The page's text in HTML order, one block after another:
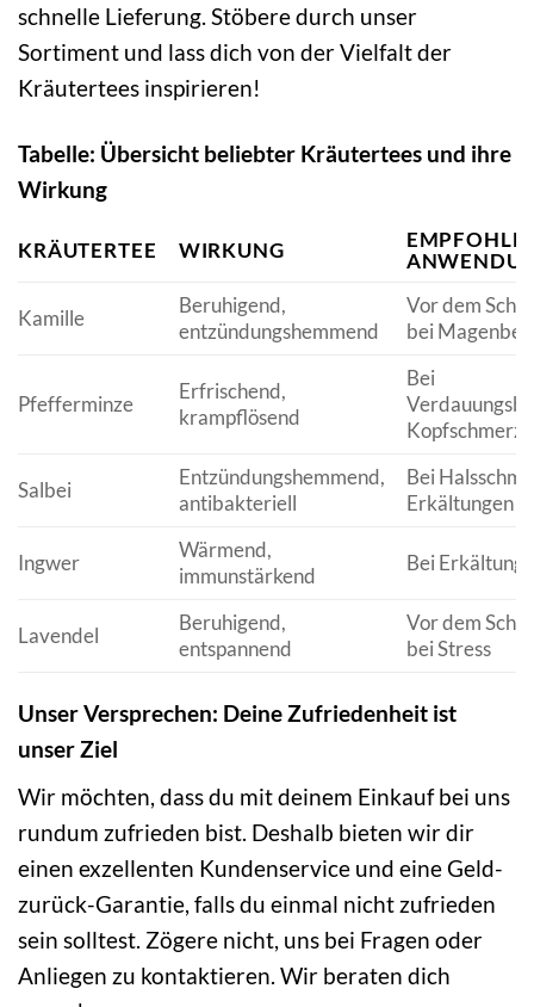
schnelle Lieferung. Stöbere durch unser
Sortiment und lass dich von der Vielfalt der
Kräutertees inspirieren!
Tabelle: Übersicht beliebter Kräutertees und ihre
Wirkung
KRÄUTERTEE WIRKUNG
Kamille
Beruhigend,
entzündungshemmend
Vor dem
bei
Pfefferminze
Erfrischend,
krampflösend
Bei
Salbei
Entzündungshemmend,
antibakteriell
Bei
Erkältungen
Ingwer
Wärmend,
immunstärkend
Bei
Lavendel
Beruhigend,
entspannend
Vor dem
bei Stress
Unser Versprechen: Deine Zufriedenheit ist
unser Ziel
Wir möchten, dass du mit deinem Einkauf bei uns
rundum zufrieden bist. Deshalb bieten wir dir
einen exzellenten Kundenservice und eine Geld-
zurück-Garantie, falls du einmal nicht zufrieden
sein solltest. Zögere nicht, uns bei Fragen oder
Anliegen zu kontaktieren. Wir beraten dich